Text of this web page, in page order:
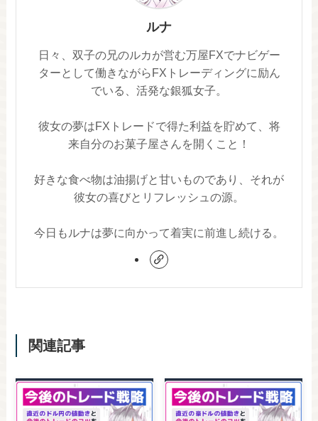
ルナ
日々、双子の兄のルカが営む万屋FXでナビゲー
ターとして働きながらFXトレーディングに励ん
でいる、活発な銀狐女子。
彼女の夢はFXトレードで得た利益を貯めて、将
来自分のお菓子屋さんを開くこと！
好きな食べ物は油揚げと甘いものであり、それが
彼女の喜びとリフレッシュの源。
今日もルナは夢に向かって着実に前進し続ける。
関連記事